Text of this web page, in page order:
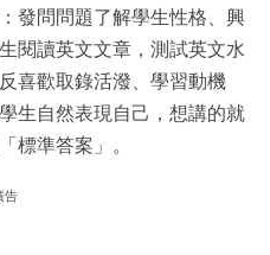
發問問題了解學生性格、興
閱讀英文文章，測試英文水
喜歡取錄活潑、學習動機
生自然表現自己，想講的就
標準答案」。
告